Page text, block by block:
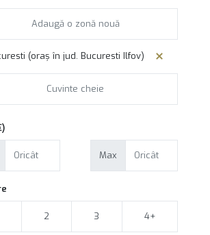
(oraș în jud. Bucuresti Ilfov)
Max
2 3 4+